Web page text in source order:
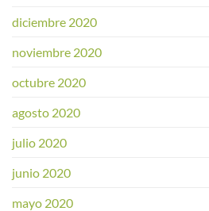
diciembre 2020
noviembre 2020
octubre 2020
agosto 2020
julio 2020
junio 2020
mayo 2020